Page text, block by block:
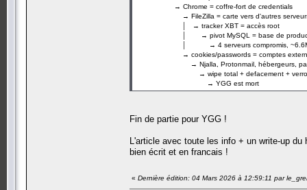
→ Chrome = coffre-fort de credentials
→ FileZilla = carte vers d'autres
│ → tracker XBT = accès root
│ → pivot MySQL = base de
│ → 4 serveurs compromis, ~6.6M
→ cookies/passwords = comptes
→ Njalla, Protonmail, hébergeurs,
→ wipe total + defacement +
→ YGG est mort
Fin de partie pour YGG !
L'article avec toute les info + un write-up
bien écrit et en francais !
« Dernière édition: 04 Mars 2026 à 12:59:11 par